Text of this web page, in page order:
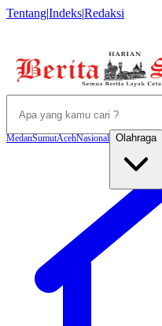
Tentang|Indeks|Redaksi
MedanSumutAcehNasional Olahraga